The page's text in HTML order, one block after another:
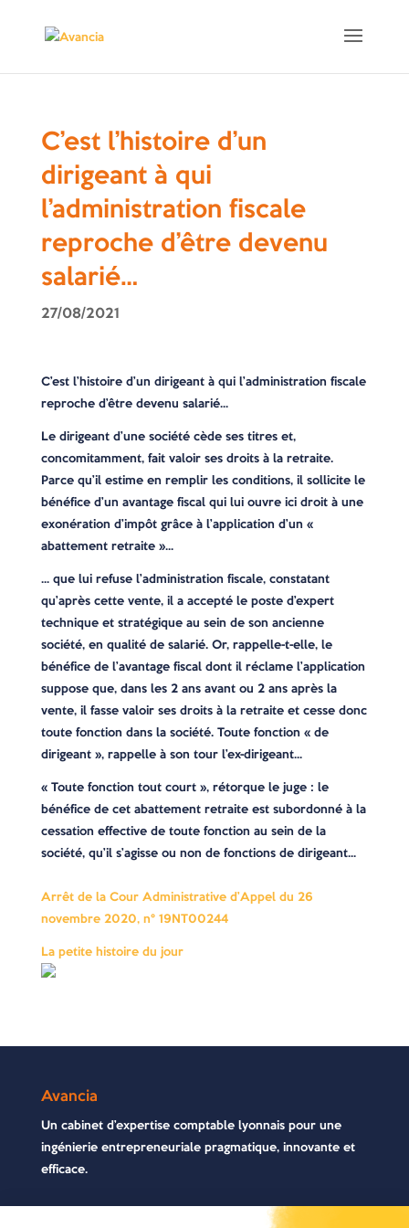
C’est l’histoire d’un
dirigeant à qui
l’administration fiscale
reproche d’être devenu
salarié…
27/08/2021
C’est l’histoire d’un dirigeant à qui l’administration fiscale
reproche d’être devenu salarié…
Le dirigeant d’une société cède ses titres et,
concomitamment, fait valoir ses droits à la retraite.
Parce qu’il estime en remplir les conditions, il sollicite le
bénéfice d’un avantage fiscal qui lui ouvre ici droit à une
exonération d’impôt grâce à l’application d’un «
abattement retraite »…
… que lui refuse l’administration fiscale, constatant
qu’après cette vente, il a accepté le poste d’expert
technique et stratégique au sein de son ancienne
société, en qualité de salarié. Or, rappelle-t-elle, le
bénéfice de l’avantage fiscal dont il réclame l’application
suppose que, dans les 2 ans avant ou 2 ans après la
vente, il fasse valoir ses droits à la retraite et cesse donc
toute fonction dans la société. Toute fonction « de
dirigeant », rappelle à son tour l’ex-dirigeant…
« Toute fonction tout court », rétorque le juge : le
bénéfice de cet abattement retraite est subordonné à la
cessation effective de toute fonction au sein de la
société, qu’il s’agisse ou non de fonctions de dirigeant…
Arrêt de la Cour Administrative d’Appel du 26
novembre 2020, n° 19NT00244
La petite histoire du jour
Avancia
Un cabinet d’expertise comptable lyonnais pour une
ingénierie entrepreneuriale pragmatique, innovante et
efficace.